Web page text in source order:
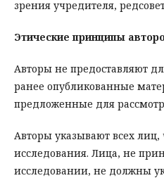
зрения учредителя,
Этические принципы
Авторы не предоставляют
ранее опубликованные
предложенные для
Авторы указывают всех
исследования. Лица, не
исследовании, не должны